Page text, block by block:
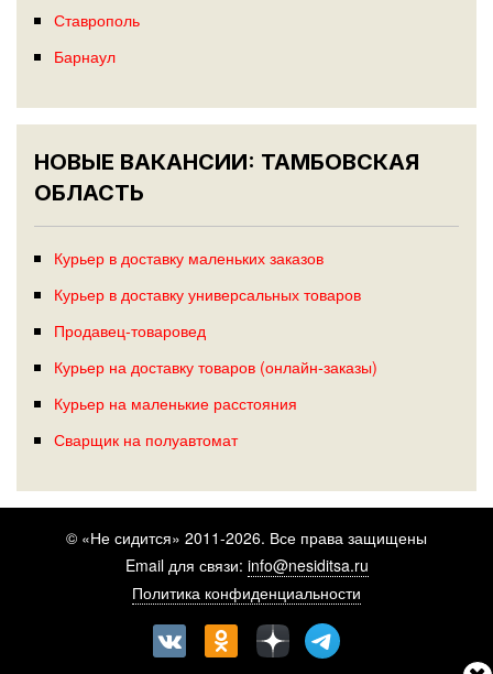
Ставрополь
Барнаул
НОВЫЕ ВАКАНСИИ: ТАМБОВСКАЯ
ОБЛАСТЬ
Курьер в доставку маленьких заказов
Курьер в доставку универсальных товаров
Продавец-товаровед
Курьер на доставку товаров (онлайн-заказы)
Курьер на маленькие расстояния
Сварщик на полуавтомат
© «Не сидится» 2011-2026. Все права защищены
Email для связи: info@nesiditsa.ru
Политика конфиденциальности